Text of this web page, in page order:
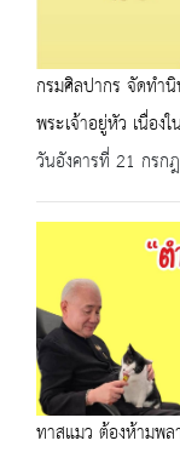
กรมศิลปากร จัดทำนิ
พระเจ้าอยู่หัว เนื่อ
วันอังคารที่ 21 กรก
ทาสแมว ต้องห้ามพล